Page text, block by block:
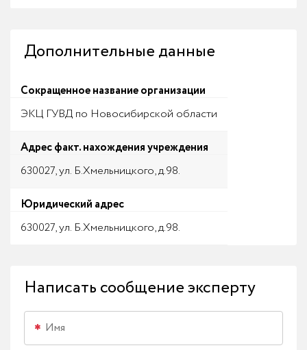
Дополнительные данные
Сокращенное название организации
ЭКЦ ГУВД по Новосибирской области
Адрес факт. нахождения учреждения
630027, ул. Б.Хмельницкого, д.98.
Юридический адрес
630027, ул. Б.Хмельницкого, д.98.
Написать сообщение эксперту